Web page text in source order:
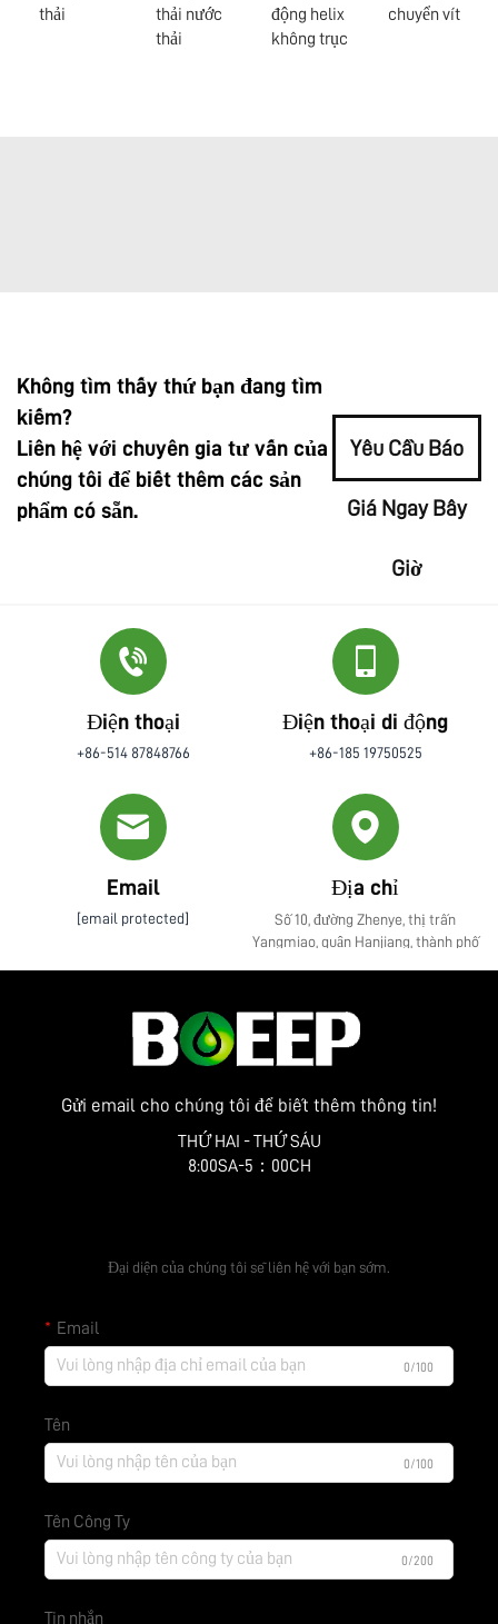
thải
thải nước
thải
động helix
không trục
chuyển vít
Không tìm thấy thứ bạn đang tìm
kiếm?
Liên hệ với chuyên gia tư vấn của
chúng tôi để biết thêm các sản
phẩm có sẵn.
Yêu Cầu Báo
Giá Ngay Bây
Giờ
Điện thoại
+86-514 87848766
Điện thoại di động
+86-185 19750525
Email
[email protected]
Địa chỉ
Số 10, đường Zhenye, thị trấn
Yangmiao, quận Hanjiang, thành phố
Gửi email cho chúng tôi để biết thêm thông tin!
THỨ HAI - THỨ SÁU
8:00SA-5：00CH
Đại diện của chúng tôi sẽ liên hệ với bạn sớm.
Email
0/100
Tên
0/100
Tên Công Ty
0/200
Tin nhắn